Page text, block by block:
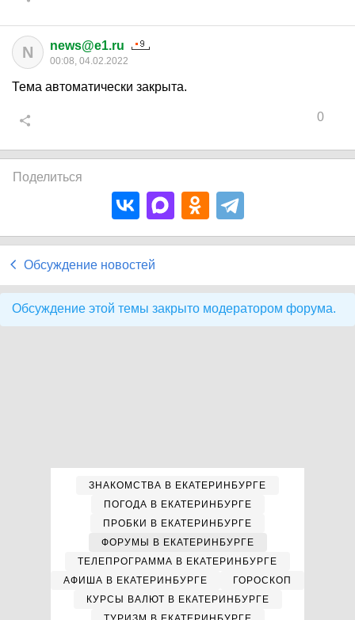
N news@e1.ru
00:08, 04.02.2022
Тема автоматически закрыта.
0
Поделиться
Обсуждение новостей
Обсуждение этой темы закрыто модератором форума.
ЗНАКОМСТВА В ЕКАТЕРИНБУРГЕ
ПОГОДА В ЕКАТЕРИНБУРГЕ
ПРОБКИ В ЕКАТЕРИНБУРГЕ
ФОРУМЫ В ЕКАТЕРИНБУРГЕ
ТЕЛЕПРОГРАММА В ЕКАТЕРИНБУРГЕ
АФИША В ЕКАТЕРИНБУРГЕ
ГОРОСКОП
КУРСЫ ВАЛЮТ В ЕКАТЕРИНБУРГЕ